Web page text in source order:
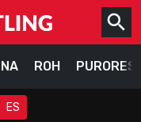
ROH
ES